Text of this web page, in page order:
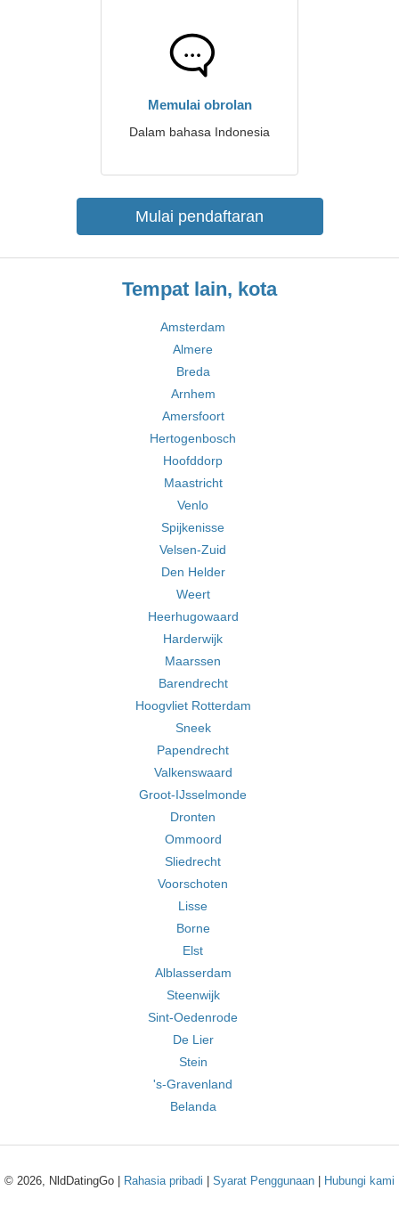
Memulai obrolan
Dalam bahasa Indonesia
Mulai pendaftaran
Tempat lain, kota
Amsterdam
Almere
Breda
Arnhem
Amersfoort
Hertogenbosch
Hoofddorp
Maastricht
Venlo
Spijkenisse
Velsen-Zuid
Den Helder
Weert
Heerhugowaard
Harderwijk
Maarssen
Barendrecht
Hoogvliet Rotterdam
Sneek
Papendrecht
Valkenswaard
Groot-IJsselmonde
Dronten
Ommoord
Sliedrecht
Voorschoten
Lisse
Borne
Elst
Alblasserdam
Steenwijk
Sint-Oedenrode
De Lier
Stein
's-Gravenland
Belanda
© 2026, NldDatingGo | Rahasia pribadi Syarat Penggunaan Hubungi kami